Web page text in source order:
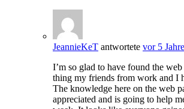
JeannieKeT antwortete vor 5
I’m so glad to have found the web
thing my friends from work and I
The knowledge here on the web
appreciated and is going to help